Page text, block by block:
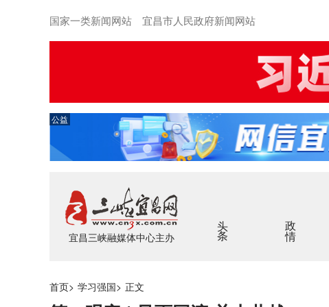
国家一类新闻网站 宜昌市人民政府新闻网站
公益
宜昌三峡融媒体中心主办
头条 政情
首页> 学习强国> 正文